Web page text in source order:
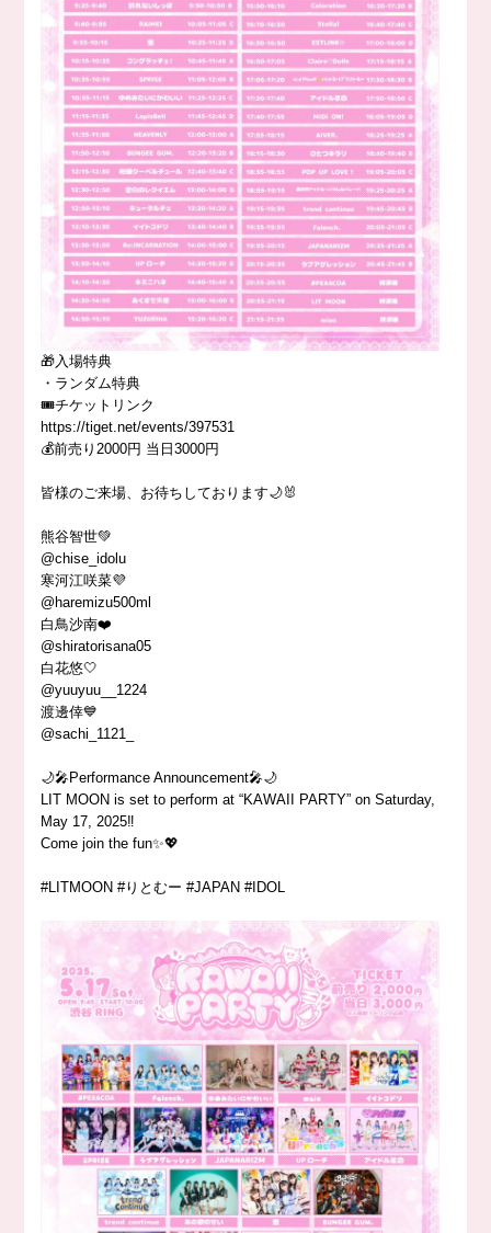
🎁入場特典
・ランダム特典
🎟️チケットリンク
https://tiget.net/events/397531
💰前売り2000円 当日3000円
皆様のご来場、お待ちしております🌙🐰
熊谷智世💚
@chise_idolu
寒河江咲菜💜
@haremizu500ml
白鳥沙南❤️
@shiratorisana05
白花悠🤍
@yuuyuu__1224
渡邊倖💙
@sachi_1121_
🌙🎤Performance Announcement🎤🌙
LIT MOON is set to perform at “KAWAII PARTY” on Saturday,
May 17, 2025‼️
Come join the fun✨💖
#LITMOON #りとむー #JAPAN #IDOL